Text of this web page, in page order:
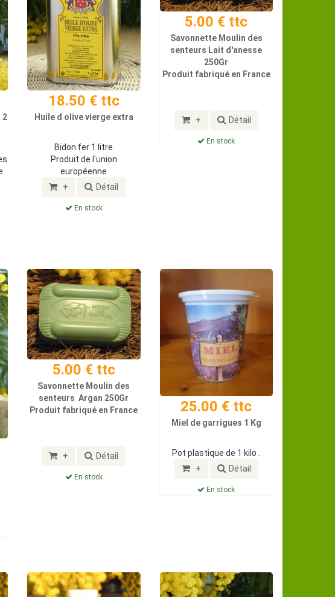
2
18.50 € ttc
Huile d olive vierge extra
Bidon fer 1 litre
Produit de l'union
européenne
+ Détail
En stock
5.00 € ttc
Savonnette Moulin des
senteurs Lait d'anesse
250Gr
Produit fabriqué en France
+ Détail
En stock
5.00 € ttc
Savonnette Moulin des
senteurs Argan 250Gr
Produit fabriqué en France
+ Détail
En stock
25.00 € ttc
Miel de garrigues 1 Kg
Pot plastique de 1 kilo .
+ Détail
En stock